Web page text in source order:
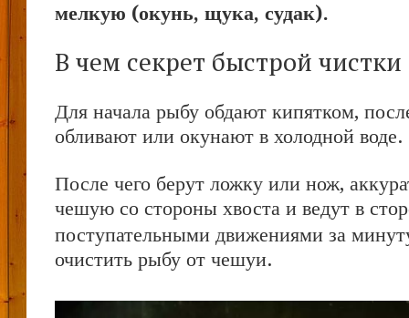
мелкую (окунь, щука, судак).
В чем секрет быстрой
Для начала рыбу обдают кипятком,
обливают или окунают в холодной воде.
После чего берут ложку или нож,
чешую со стороны хвоста и ведут в
поступательными движениями за
очистить рыбу от чешуи.